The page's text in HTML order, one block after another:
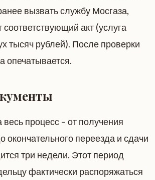
вызвать службу Мосгаза,
соответствующий акт (услуга
тысяч рублей). После проверки
опечатывается.
весь процесс – от получения
окончательного переезда и сдачи
три недели. Этот период
фактически распоряжаться